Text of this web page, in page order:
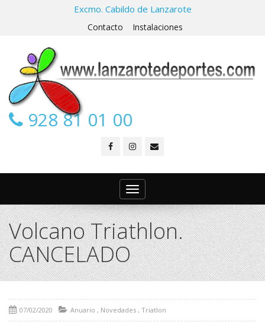
Excmo. Cabildo de Lanzarote
Contacto Instalaciones
928 81 01 00
Toggle
navigation
Volcano Triathlon.
CANCELADO
07/02/2020 Anuario , Novedades , Triatlon